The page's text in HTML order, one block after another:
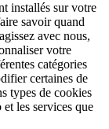
installés sur votre
savoir quand
avec nous,
votre
catégories
certaines de
types de cookies
les services que